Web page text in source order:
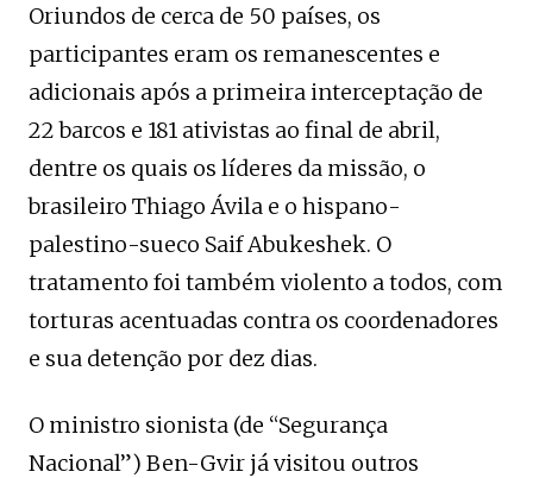
Oriundos de cerca de 50 países, os
participantes eram os remanescentes e
adicionais após a primeira interceptação de
22 barcos e 181 ativistas ao final de abril,
dentre os quais os líderes da missão, o
brasileiro Thiago Ávila e o hispano-
palestino-sueco Saif Abukeshek. O
tratamento foi também violento a todos, com
torturas acentuadas contra os coordenadores
e sua detenção por dez dias.
O ministro sionista (de “Segurança
Nacional”) Ben-Gvir já visitou outros